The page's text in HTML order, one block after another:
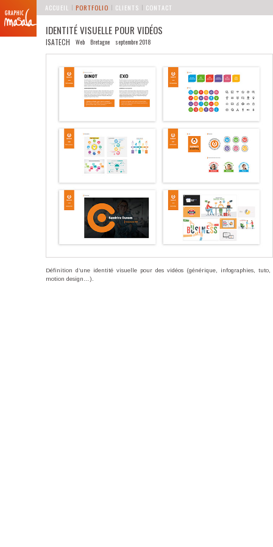
MENU PRINCIPAL
Aller au contenu principal
Aller au contenu secondaire
ACCUEIL PORTFOLIO CLIENTS CONTACT
IDENTITÉ VISUELLE POUR VIDÉOS
ISATECH Web Bretagne septembre 2018
Définition d’une identité visuelle pour des vidéos (générique, infographies, tuto,
motion design…).